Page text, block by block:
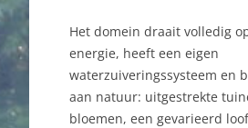
Het domein draait volledig
energie, heeft een eigen
waterzuiveringssysteem en
aan natuur: uitgestrekte
bloemen, een gevarieerd